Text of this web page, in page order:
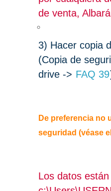
de venta,
3) Hacer copia
(Copia de
drive -> FAQ 39
De preferencia no
seguridad (véase
Los datos